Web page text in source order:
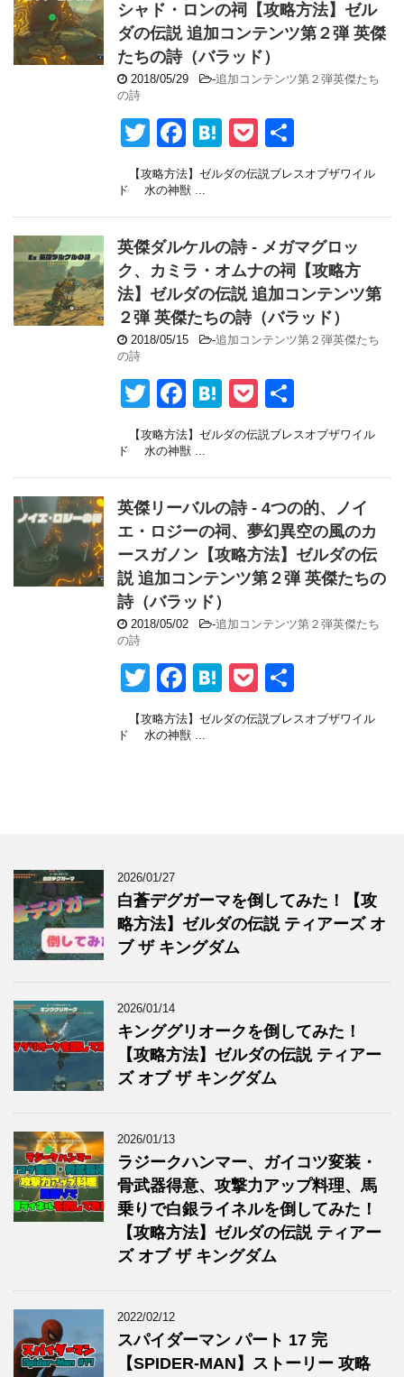
シャド・ロンの祠【攻略方法】ゼル
ダの伝説 追加コンテンツ第２弾 英傑
たちの詩（バラッド）
2018/05/29 -追加コンテンツ第２弾英傑たち
の詩
T
wi
tt
er
F
a
c
e
b
o
o
k
H
at
e
n
a
P
o
ck
et
有
【攻略方法】ゼルダの伝説ブレスオブザワイル
ド 水の神獣 ...
英傑ダルケルの詩 - メガマグロッ
ク、カミラ・オムナの祠【攻略方
法】ゼルダの伝説 追加コンテンツ第
２弾 英傑たちの詩（バラッド）
2018/05/15 -追加コンテンツ第２弾英傑たち
の詩
T
wi
tt
er
F
a
c
e
b
o
o
k
H
at
e
n
a
P
o
ck
et
有
【攻略方法】ゼルダの伝説ブレスオブザワイル
ド 水の神獣 ...
英傑リーバルの詩 - 4つの的、ノイ
エ・ロジーの祠、夢幻異空の風のカ
ースガノン【攻略方法】ゼルダの伝
説 追加コンテンツ第２弾 英傑たちの
詩（バラッド）
2018/05/02 -追加コンテンツ第２弾英傑たち
の詩
T
wi
tt
F
a
c
H
at
e
P
o
ck
有
【攻略方法】ゼルダの伝説ブレスオブザワイル
ド 水の神獣 ...
2026/01/27
白蒼デグガーマを倒してみた！【攻
略方法】ゼルダの伝説 ティアーズ オ
ブ ザ キングダム
2026/01/14
キンググリオークを倒してみた！
【攻略方法】ゼルダの伝説 ティアー
ズ オブ ザ キングダム
2026/01/13
ラジークハンマー、ガイコツ変装・
骨武器得意、攻撃力アップ料理、馬
乗りで白銀ライネルを倒してみた！
【攻略方法】ゼルダの伝説 ティアー
ズ オブ ザ キングダム
2022/02/12
スパイダーマン パート 17 完
【SPIDER-MAN】ストーリー 攻略